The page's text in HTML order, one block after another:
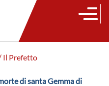
Il Prefetto
di santa Gemma di